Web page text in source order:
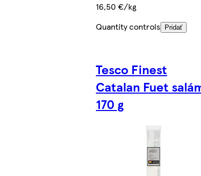
16,50 €/kg
Quantity controls
Pridať
Tesco Finest
Catalan Fuet
170 g